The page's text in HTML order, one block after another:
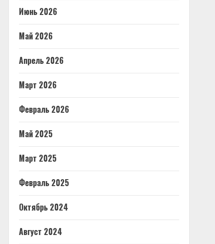
Июнь 2026
Май 2026
Апрель 2026
Март 2026
Февраль 2026
Май 2025
Март 2025
Февраль 2025
Октябрь 2024
Август 2024